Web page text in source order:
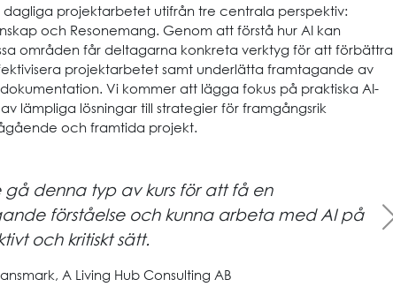
dagliga projektarbetet utifrån tre centrala perspektiv:
och Resonemang. Genom att förstå hur AI kan
områden får deltagarna konkreta verktyg för att förbättra
projektarbetet samt underlätta framtagande av
Vi kommer att lägga fokus på praktiska AI-
lämpliga lösningar till strategier för framgångsrik
och framtida projekt.
denna typ av kurs för att få en
förståelse och kunna arbeta med AI på
och kritiskt sätt.
A Living Hub Consulting AB